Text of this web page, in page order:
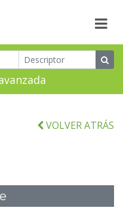
VOLVER ATRÁS